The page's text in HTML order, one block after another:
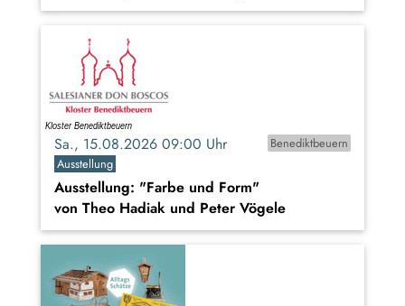
Sa., 15.08.2026 09:00 Uhr
Benediktbeuern
Ausstellung
Ausstellung: "Farbe und Form"
von Theo Hadiak und Peter Vögele